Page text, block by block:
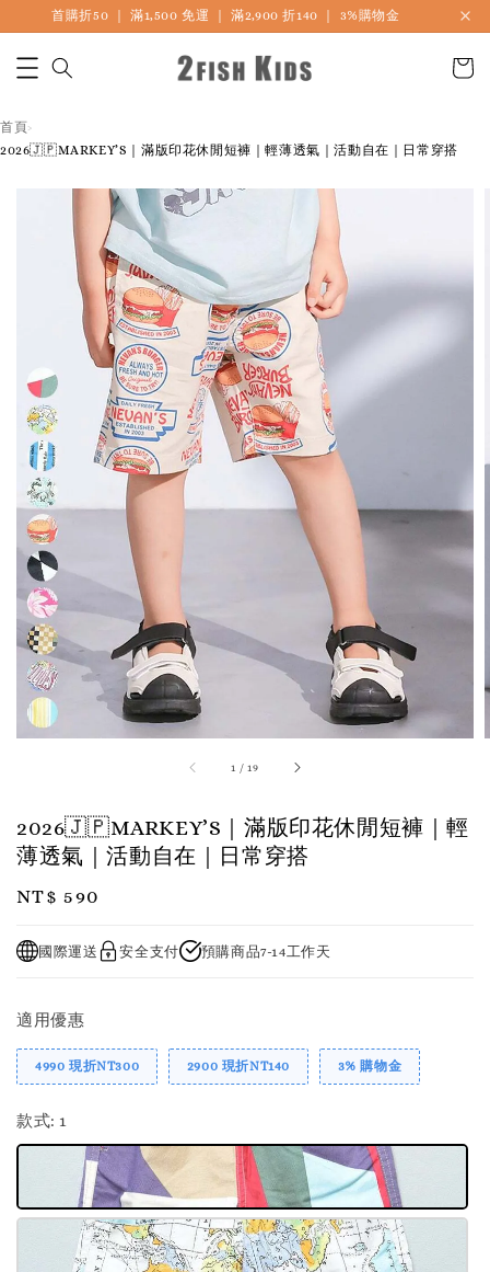
首購折50 ｜ 滿1,500 免運 ｜ 滿2,900 折140 ｜ 3%購物金
首頁›
2026🇯🇵MARKEY’S｜滿版印花休閒短褲｜輕薄透氣｜活動自在｜日常穿搭
1 /19
2026🇯🇵MARKEY’S｜滿版印花休閒短褲｜輕
薄透氣｜活動自在｜日常穿搭
Regular
NT$ 590
國際運送 安全支付 預購商品7-14工作天
適用優惠
4990 現折NT300 2900 現折NT140 3% 購物金
款式: 1